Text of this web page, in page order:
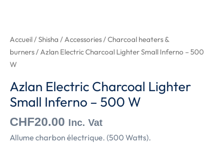
Accueil/Shisha /Accessories/Charcoal heaters &
burners/ Azlan Electric Charcoal Lighter Small Inferno – 500
W
Azlan Electric Charcoal Lighter
Small Inferno – 500 W
CHF20.00 Inc. Vat
Allume charbon électrique. (500 Watts).
-
500
W